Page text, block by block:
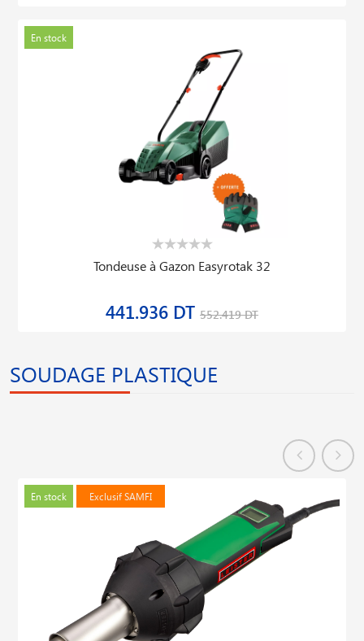
En stock
Tondeuse à Gazon Easyrotak 32
441.936 DT 552.419 DT
SOUDAGE PLASTIQUE
En stock Exclusif SAMFI